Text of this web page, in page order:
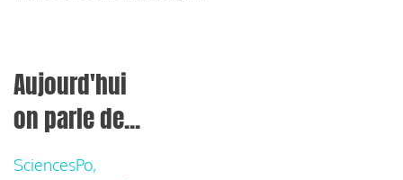
Aujourd'hui
on parle de...
SciencesPo,